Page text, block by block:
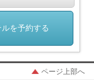
ルを予約する
ページ上部へ